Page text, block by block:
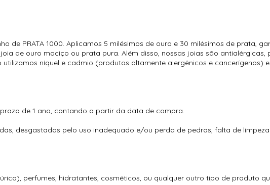
de PRATA 1000. Aplicamos 5 milésimos de ouro e 30 milésimos de prata,
de ouro maciço ou prata pura. Além disso, nossas joias são antialérgicas,
níquel e cadmio (produtos altamente alergênicos e cancerígenos)
de 1 ano, contando a partir da data de compra.
desgastadas pelo uso inadequado e/ou perda de pedras, falta de
perfumes, hidratantes, cosméticos, ou qualquer outro tipo de produto